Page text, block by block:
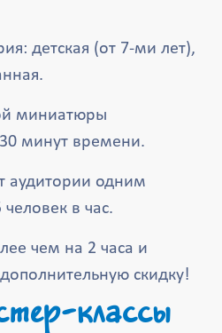
детская (от 7-ми лет),
миниатюры
минут времени.
аудитории одним
в час.
чем на 2 часа и
скидку!
классы